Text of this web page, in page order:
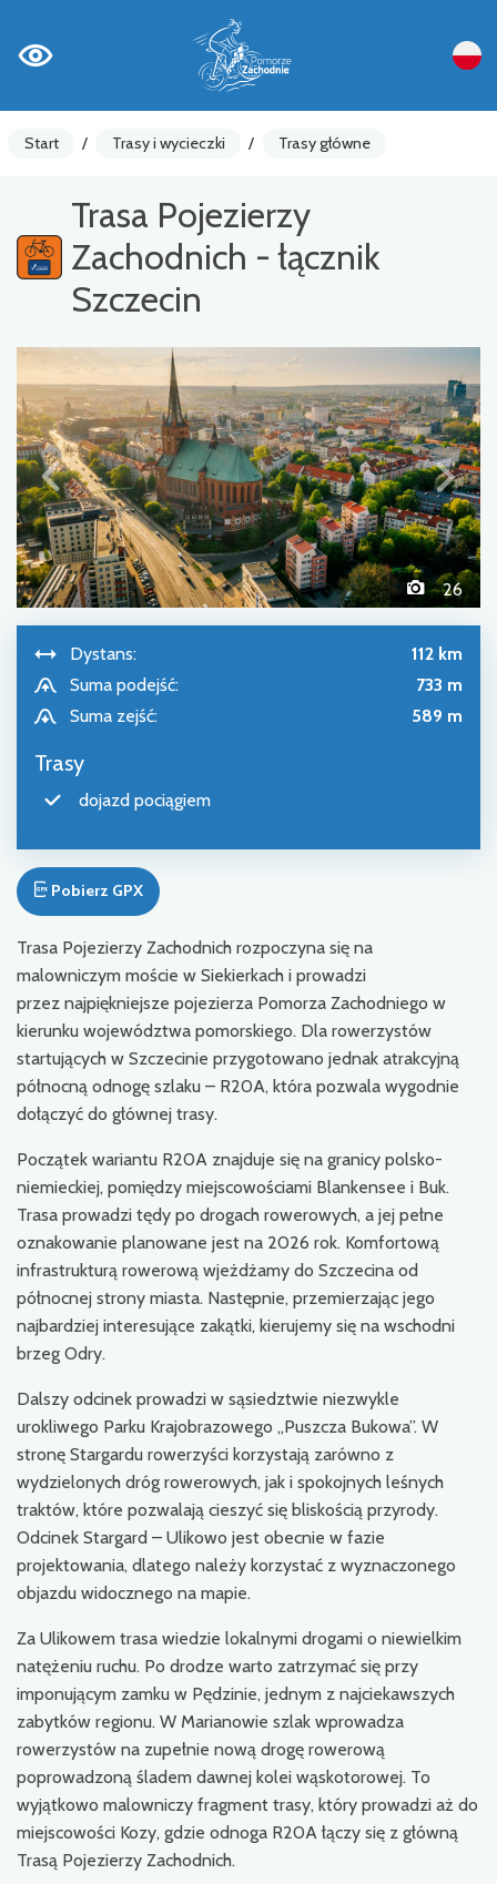
Start / Trasy i wycieczki / Trasy główne
Trasa Pojezierzy
Zachodnich - łącznik
Szczecin
26
Dystans:
112 km
Suma podejść:
733 m
Suma zejść:
589 m
Trasy
dojazd pociągiem
Pobierz GPX
Trasa Pojezierzy Zachodnich rozpoczyna się na
malowniczym moście w Siekierkach i prowadzi
przez najpiękniejsze pojezierza Pomorza Zachodniego w
kierunku województwa pomorskiego. Dla rowerzystów
startujących w Szczecinie przygotowano jednak atrakcyjną
północną odnogę szlaku – R20A, która pozwala wygodnie
dołączyć do głównej trasy.
Początek wariantu R20A znajduje się na granicy polsko-
niemieckiej, pomiędzy miejscowościami Blankensee i Buk.
Trasa prowadzi tędy po drogach rowerowych, a jej pełne
oznakowanie planowane jest na 2026 rok. Komfortową
infrastrukturą rowerową wjeżdżamy do Szczecina od
północnej strony miasta. Następnie, przemierzając jego
najbardziej interesujące zakątki, kierujemy się na wschodni
brzeg Odry.
Dalszy odcinek prowadzi w sąsiedztwie niezwykle
urokliwego Parku Krajobrazowego „Puszcza Bukowa”. W
stronę Stargardu rowerzyści korzystają zarówno z
wydzielonych dróg rowerowych, jak i spokojnych leśnych
traktów, które pozwalają cieszyć się bliskością przyrody.
Odcinek Stargard – Ulikowo jest obecnie w fazie
projektowania, dlatego należy korzystać z wyznaczonego
objazdu widocznego na mapie.
Za Ulikowem trasa wiedzie lokalnymi drogami o niewielkim
natężeniu ruchu. Po drodze warto zatrzymać się przy
imponującym zamku w Pędzinie, jednym z najciekawszych
zabytków regionu. W Marianowie szlak wprowadza
rowerzystów na zupełnie nową drogę rowerową
poprowadzoną śladem dawnej kolei wąskotorowej. To
wyjątkowo malowniczy fragment trasy, który prowadzi aż do
miejscowości Kozy, gdzie odnoga R20A łączy się z główną
Trasą Pojezierzy Zachodnich.